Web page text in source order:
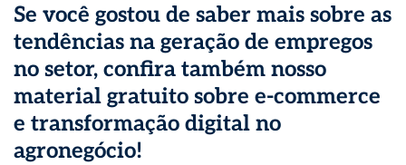
Se você gostou de saber mais sobre as
tendências na geração de empregos
no setor, confira também nosso
material gratuito sobre e-commerce
e transformação digital no
agronegócio!